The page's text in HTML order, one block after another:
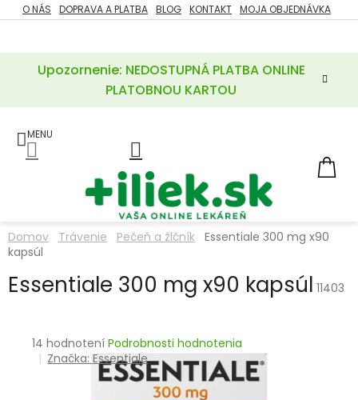
Prejsť
na
Upozornenie: NEDOSTUPNÁ PLATBA ONLINE
PLATOBNOU KARTOU
O NÁS DOPRAVA A PLATBA BLOG KONTAKT MOJA OBJEDNÁVKA
ZĽAVY
POTREBY
A
LIEKY
VITAMÍNY
MINERÁLY
TRÁVENIE
Domov Trávenie Pečeň a žlčník Essentiale 300 mg x90
kapsúl
Essentiale 300 mg x90 kapsúl 11403
Priemerné
hodnotenie
14 hodnotení Podrobnosti hodnotenia
Značka:Essentiale